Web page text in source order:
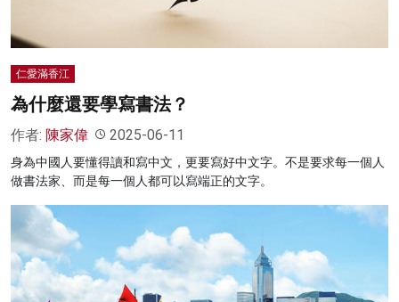
仁愛滿香江
為什麼還要學寫書法？
作者: 陳家偉 2025-06-11
身為中國人要懂得讀和寫中文，更要寫好中文字。不是要求每一個人
做書法家、而是每一個人都可以寫端正的文字。